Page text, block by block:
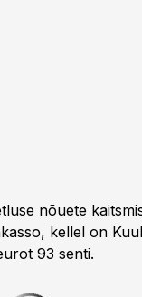
nõuete
kellel on
93 senti.